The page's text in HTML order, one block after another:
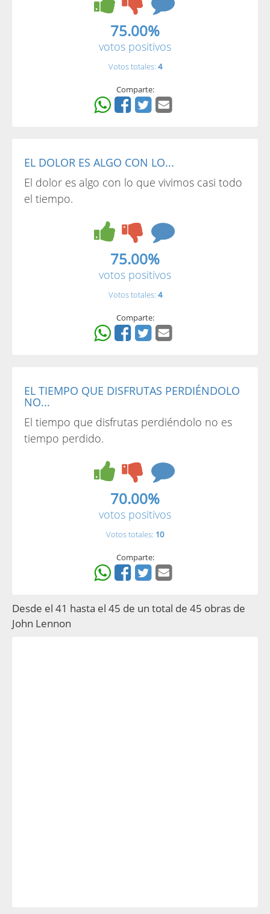
75.00%
votos positivos
Votos totales: 4
Comparte:
EL DOLOR ES ALGO CON LO...
El dolor es algo con lo que vivimos casi todo
el tiempo.
75.00%
votos positivos
Votos totales: 4
Comparte:
EL TIEMPO QUE DISFRUTAS PERDIÉNDOLO
NO...
El tiempo que disfrutas perdiéndolo no es
tiempo perdido.
70.00%
votos positivos
Votos totales: 10
Comparte:
Desde el 41 hasta el 45 de un total de 45 obras de
John Lennon